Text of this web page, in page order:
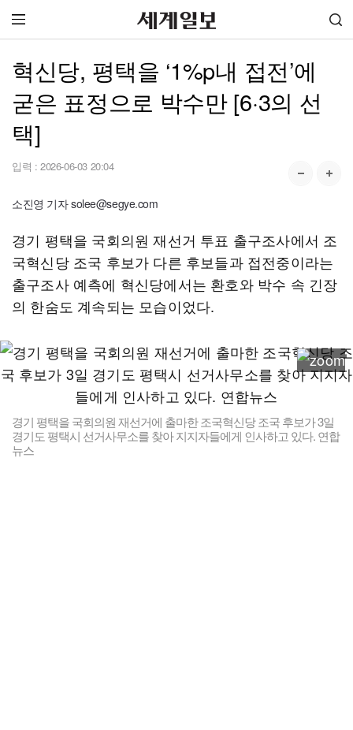
혁신당, 평택을 ‘1%p내 접전’에
굳은 표정으로 박수만 [6·3의 선
택]
입력 : 2026-06-03 20:04
소진영 기자 solee@segye.com
경기 평택을 국회의원 재선거 투표 출구조사에서 조
국혁신당 조국 후보가 다른 후보들과 접전중이라는
출구조사 예측에 혁신당에서는 환호와 박수 속 긴장
의 한숨도 계속되는 모습이었다.
경기 평택을 국회의원 재선거에 출마한 조국혁신당 조국 후보가 3일
경기도 평택시 선거사무소를 찾아 지지자들에게 인사하고 있다. 연합
뉴스